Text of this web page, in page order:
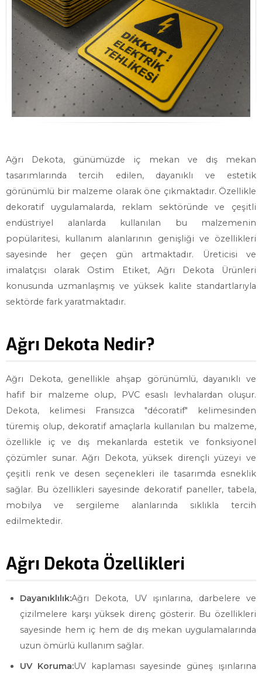
Ağrı Dekota, günümüzde iç mekan ve dış mekan
tasarımlarında tercih edilen, dayanıklı ve estetik
görünümlü bir malzeme olarak öne çıkmaktadır. Özellikle
dekoratif uygulamalarda, reklam sektöründe ve çeşitli
endüstriyel alanlarda kullanılan bu malzemenin
popülaritesi, kullanım alanlarının genişliği ve özellikleri
sayesinde her geçen gün artmaktadır. Üreticisi ve
imalatçısı olarak Ostim Etiket, Ağrı Dekota Ürünleri
konusunda uzmanlaşmış ve yüksek kalite standartlarıyla
sektörde fark yaratmaktadır.
Ağrı Dekota Nedir?
Ağrı Dekota, genellikle ahşap görünümlü, dayanıklı ve
hafif bir malzeme olup, PVC esaslı levhalardan oluşur.
Dekota, kelimesi Fransızca "décoratif" kelimesinden
türemiş olup, dekoratif amaçlarla kullanılan bu malzeme,
özellikle iç ve dış mekanlarda estetik ve fonksiyonel
çözümler sunar. Ağrı Dekota, yüksek dirençli yüzeyi ve
çeşitli renk ve desen seçenekleri ile tasarımda esneklik
sağlar. Bu özellikleri sayesinde dekoratif paneller, tabela,
mobilya ve sergileme alanlarında sıklıkla tercih
edilmektedir.
Ağrı Dekota Özellikleri
Dayanıklılık:Ağrı Dekota, UV ışınlarına, darbelere ve
çizilmelere karşı yüksek direnç gösterir. Bu özellikleri
sayesinde hem iç hem de dış mekan uygulamalarında
uzun ömürlü kullanım sağlar.
UV Koruma:UV kaplaması sayesinde güneş ışınlarına